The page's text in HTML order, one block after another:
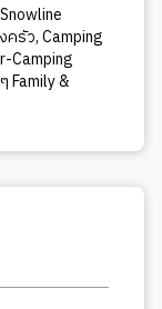
ครัว,Camping
Camping
Family &